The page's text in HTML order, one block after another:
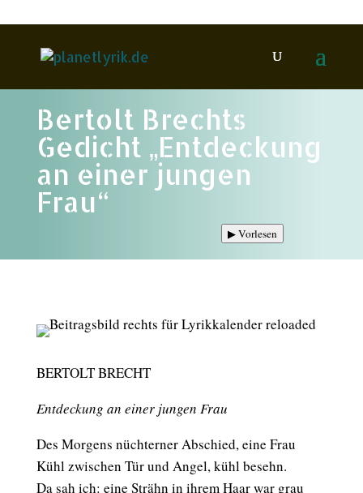
Bertolt Brechts
Gedicht „Entdeckung
an einer jungen
Frau“
▶Vorlesen
BERTOLT BRECHT
Entdeckung an einer jungen Frau
Des Morgens nüchterner Abschied, eine Frau
Kühl zwischen Tür und Angel, kühl besehn.
Da sah ich: eine Strähn in ihrem Haar war grau